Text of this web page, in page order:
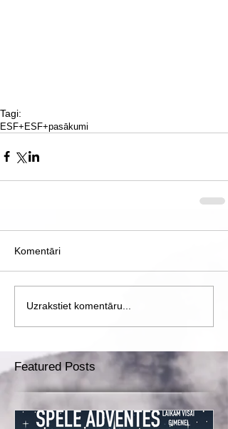
Tagi:
ESF+ESF+pasākumi
Komentāri
Uzrakstiet komentāru...
Featured Posts